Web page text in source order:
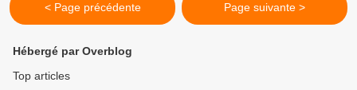
< Page précédente Page suivante >
Hébergé par Overblog
Top articles